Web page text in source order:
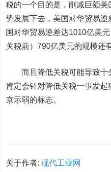
税的一个目的是，削减巨额
势发展下去，美国对华贸易
国对华贸易逆差达1010亿美
关税前）790亿美元的规模还
而且降低关税可能导致十
肯定会针对降低关税一事发
京示弱的标志。
关于作者:现代工业网